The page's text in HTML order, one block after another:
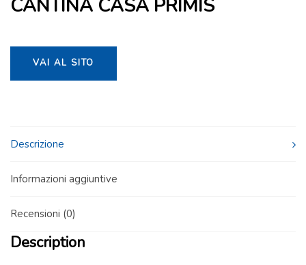
CANTINA CASA PRIMIS
VAI AL SITO
Descrizione
Informazioni aggiuntive
Recensioni (0)
Description